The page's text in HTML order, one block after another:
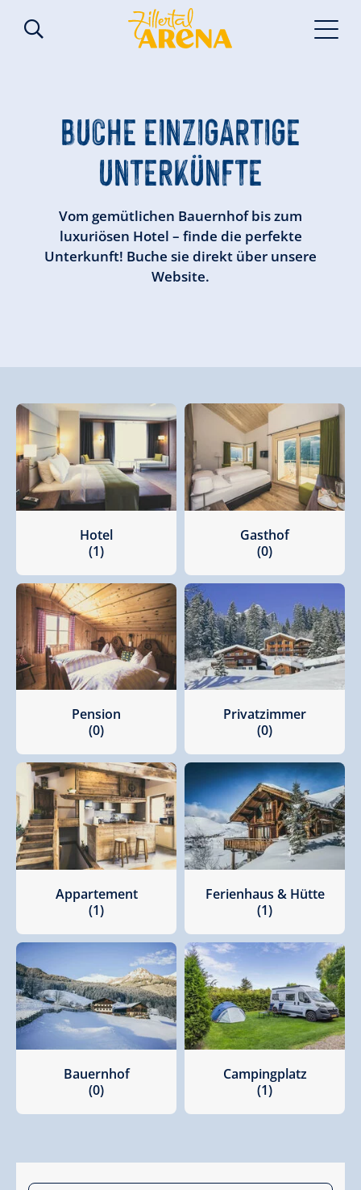
BUCHE EINZIGARTIGE
UNTERKÜNFTE
Vom gemütlichen Bauernhof bis zum
luxuriösen Hotel – finde die perfekte
Unterkunft! Buche sie direkt über unsere
Website.
Hotel
(1)
Gasthof
(0)
Pension
(0)
Privatzimmer
(0)
Appartement
(1)
Ferienhaus & Hütte
(1)
Bauernhof
(0)
Campingplatz
(1)